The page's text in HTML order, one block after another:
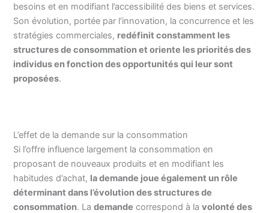
besoins et en modifiant l’accessibilité des biens et services.
Son évolution, portée par l’innovation, la concurrence et les
stratégies commerciales, redéfinit constamment les
structures de consommation et oriente les priorités des
individus en fonction des opportunités qui leur sont
proposées.
L’effet de la demande sur la consommation
Si l’offre influence largement la consommation en
proposant de nouveaux produits et en modifiant les
habitudes d’achat, la demande joue également un rôle
déterminant dans l’évolution des structures de
consommation. Lademande correspond à lavolonté des